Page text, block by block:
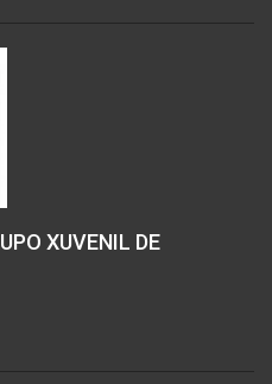
XUVENIL DE